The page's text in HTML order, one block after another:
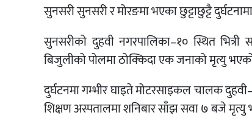
सुनसरी सुनसरी र मोरङमा भएका छुट्टाछुट्टै
सुनसरीको दुहवी नगरपालिका–१० स्थित
बिजुलीको पोलमा ठोक्किदा एक जनाको मृत्यु
दुर्घटनमा गम्भीर घाइते मोटरसाइकल चालक
शिक्षण अस्पतालमा शनिबार साँझ सवा ७ बजे मृत्यु